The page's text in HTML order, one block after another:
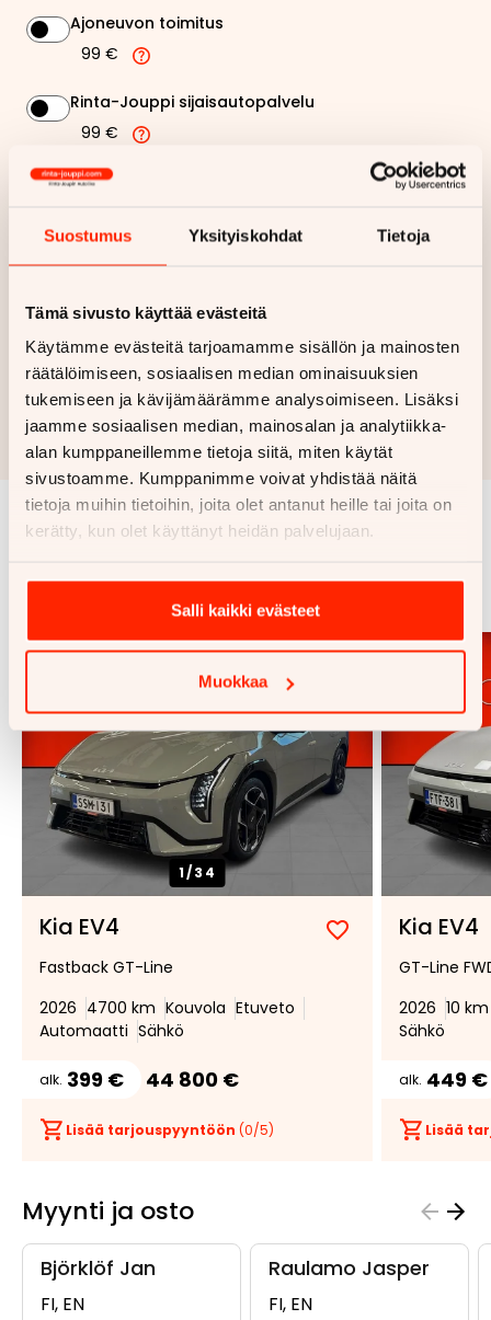
Suostumus Yksityiskohdat Tietoja
Tämä sivusto käyttää evästeitä
Käytämme evästeitä tarjoamamme sisällön ja mainosten
räätälöimiseen, sosiaalisen median ominaisuuksien
tukemiseen ja kävijämäärämme analysoimiseen. Lisäksi
jaamme sosiaalisen median, mainosalan ja analytiikka-
alan kumppaneillemme tietoja siitä, miten käytät
sivustoamme. Kumppanimme voivat yhdistää näitä
tietoja muihin tietoihin, joita olet antanut heille tai joita on
kerätty, kun olet käyttänyt heidän palvelujaan.
Salli kaikki evästeet
Muokkaa
Ajoneuvon toimitus
99 €
Rinta-Jouppi sijaisautopalvelu
99 €
Näytähintaerittely
Haluan myös tarjouksen vakuutuksesta
Hae rahoitustarjous
Rahoituslaskelma on suuntaa antava ja edellyttää hyväksytyn
luottopäätöksen ja kaskovakuutuksen.
Samankaltaisia ajoneuvoja
Katso kaikki
1/34
Kia EV4
Lisää
suosikiksi
Poista
suosikeista
Fastback GT-Line
2026 4700 km Kouvola Etuveto
Automaatti Sähkö
alk. 399 € 44 800 €
Lisää tarjouspyyntöön (0/5)
Kia EV4
GT-Line
2026 10 km
Sähkö
alk. 449 €
Lisää
Myynti ja osto
Björklöf Jan
FI, EN
Raulamo Jasper
FI, EN